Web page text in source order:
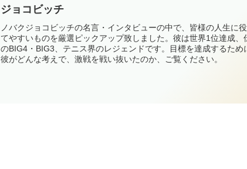
ジョコビッチ
ノバクジョコビッチの名言・インタビューの中で、皆様の人生に
てやすいものを厳選ピックアップ致しました。彼は世界1位達成、
のBIG4・BIG3、テニス界のレジェンドです。目標を達成するため
彼がどんな考えで、激戦を戦い抜いたのか、ご覧ください。